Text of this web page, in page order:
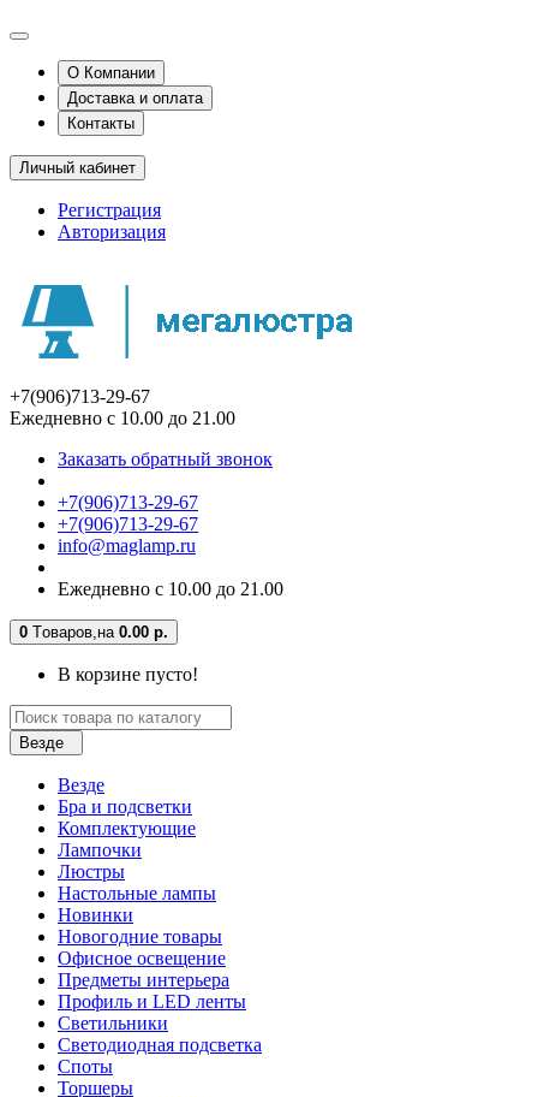
О Компании
Доставка и оплата
Контакты
Личный кабинет
Регистрация
Авторизация
+7(906)713-29-67
Ежедневно с 10.00 до 21.00
Заказать обратный звонок
+7(906)713-29-67
+7(906)713-29-67
info@maglamp.ru
Ежедневно с 10.00 до 21.00
0 Tоваров,на 0.00 р.
В корзине пусто!
Везде
Везде
Бра и подсветки
Комплектующие
Лампочки
Люстры
Настольные лампы
Новинки
Новогодние товары
Офисное освещение
Предметы интерьера
Профиль и LED ленты
Светильники
Светодиодная подсветка
Споты
Торшеры